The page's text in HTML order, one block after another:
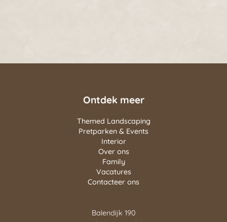
Ontdek meer
Themed Landscaping
Pretparken & Events
Interior
Over ons
Family
Vacatures
Contacteer ons
Balendijk 190